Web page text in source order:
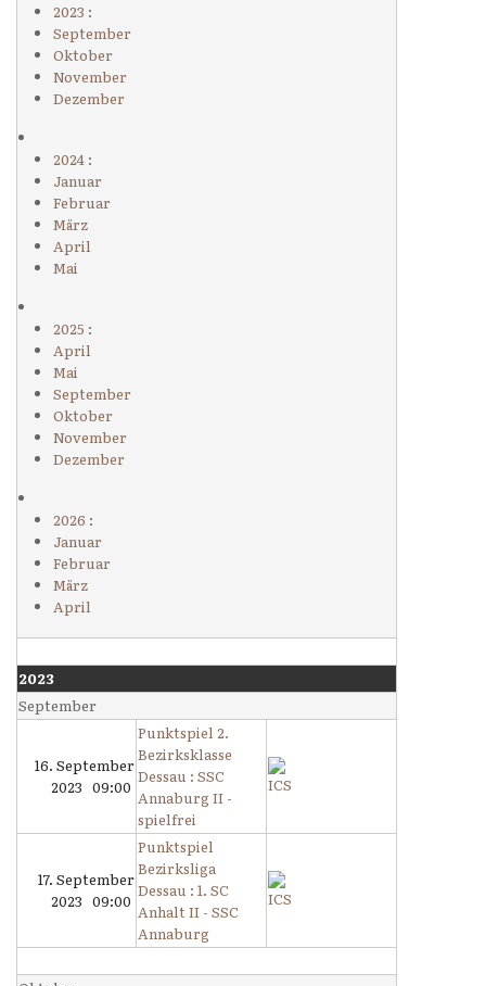
2023 :
September
Oktober
November
Dezember
2024 :
Januar
Februar
März
April
Mai
2025 :
April
Mai
September
Oktober
November
Dezember
2026 :
Januar
Februar
März
April
2023
September
16. September
2023 09:00
Punktspiel 2.
Bezirksklasse
Dessau : SSC
Annaburg II -
spielfrei
17. September
2023 09:00
Punktspiel
Bezirksliga
Dessau : 1. SC
Anhalt II - SSC
Annaburg